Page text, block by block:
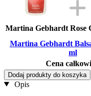
Martina Gebhardt Rose
Martina Gebhardt
ml
Cena
Dodaj produkty do koszyka
Opis